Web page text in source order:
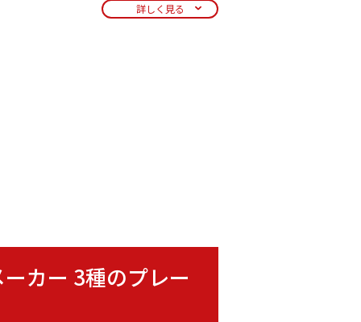
詳しく見る
カー 3種のプレー